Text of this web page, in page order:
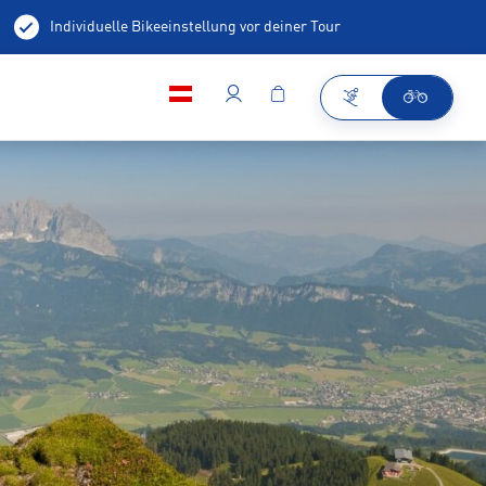
Individuelle Bikeeinstellung vor deiner Tour